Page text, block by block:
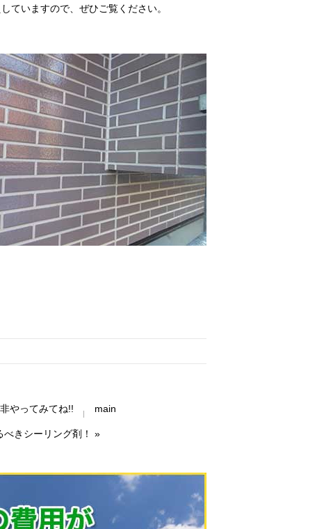
ていますので、ぜひご覧ください。
やってみてね!! main
きシーリング剤！ »